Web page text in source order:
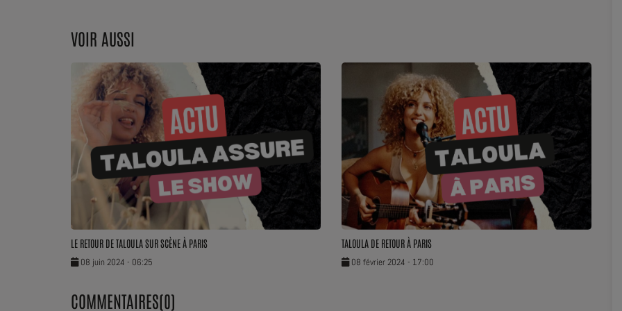
VOIR AUSSI
LE RETOUR DE TALOULA SUR SCÈNE À PARIS
08 juin 2024 - 06:25
TALOULA DE RETOUR À PARIS
08 février 2024 - 17:00
COMMENTAIRES(0)